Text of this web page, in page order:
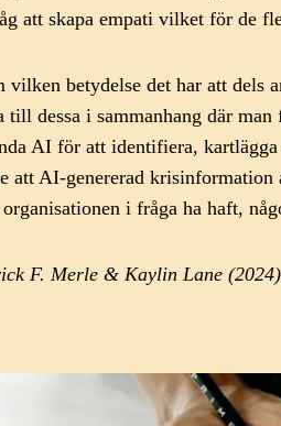
att skapa empati vilket för de
vilken betydelse det har att
till dessa i sammanhang där
AI för att identifiera,
att AI-genererad
i fråga ha haft,
F. Merle & Kaylin Lane